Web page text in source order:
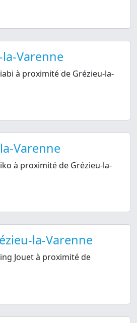
Varenne
à proximité de Grézieu-la-
Varenne
à proximité de Grézieu-la-
la-Varenne
Jouet à proximité de